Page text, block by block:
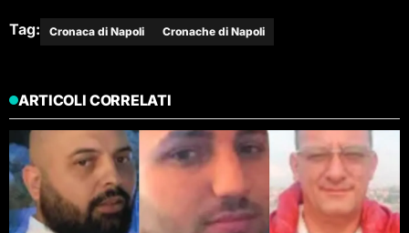
Tag: Cronaca di Napoli Cronache di Napoli
ARTICOLI CORRELATI